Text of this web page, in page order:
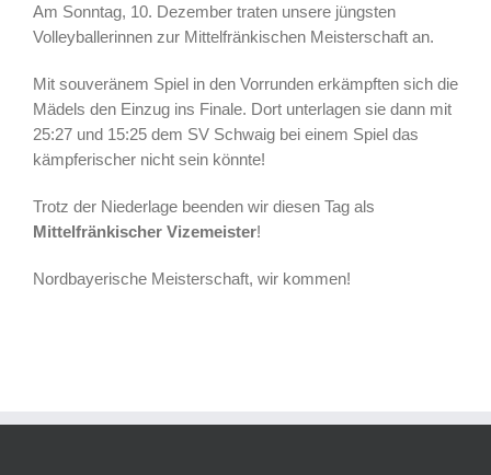
Am Sonntag, 10. Dezember traten unsere jüngsten
Volleyballerinnen zur Mittelfränkischen Meisterschaft an.
Mit souveränem Spiel in den Vorrunden erkämpften sich die
Mädels den Einzug ins Finale. Dort unterlagen sie dann mit
25:27 und 15:25 dem SV Schwaig bei einem Spiel das
kämpferischer nicht sein könnte!
Trotz der Niederlage beenden wir diesen Tag als
Mittelfränkischer Vizemeister!
Nordbayerische Meisterschaft, wir kommen!